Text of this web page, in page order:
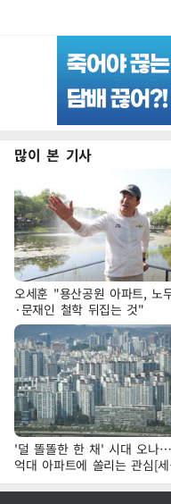
많이 본 기사
오세훈 "용산공원 아파트, 노
·문재인 철학 뒤집는 것"
'덜 똘똘한 한 채' 시대 오나
억대 아파트에 쏠리는 관심[
개편, 그 이후②]